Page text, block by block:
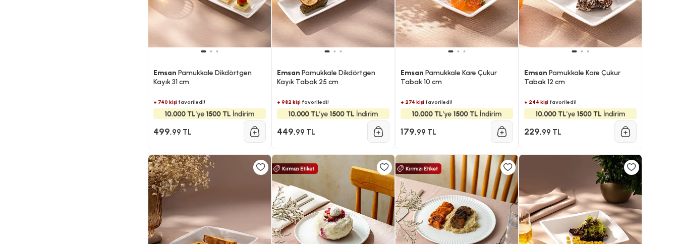
Emsan Pamukkale Dikdörtgen
Kayık 31 cm
+ 740 kişifavoriledi!
499,99 TL
Emsan Pamukkale Dikdörtgen
Kayık Tabak 25 cm
+ 982 kişifavoriledi!
449,99 TL
Emsan Pamukkale Kare Çukur
Tabak 10 cm
+ 274 kişifavoriledi!
179,99 TL
Emsan Pamukkale Kare Çukur
Tabak 12 cm
+ 244 kişi favoriledi!
229,99 TL